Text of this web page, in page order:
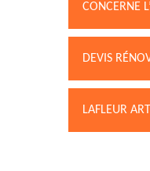
CONCERNE
DEVIS
LAFLEUR